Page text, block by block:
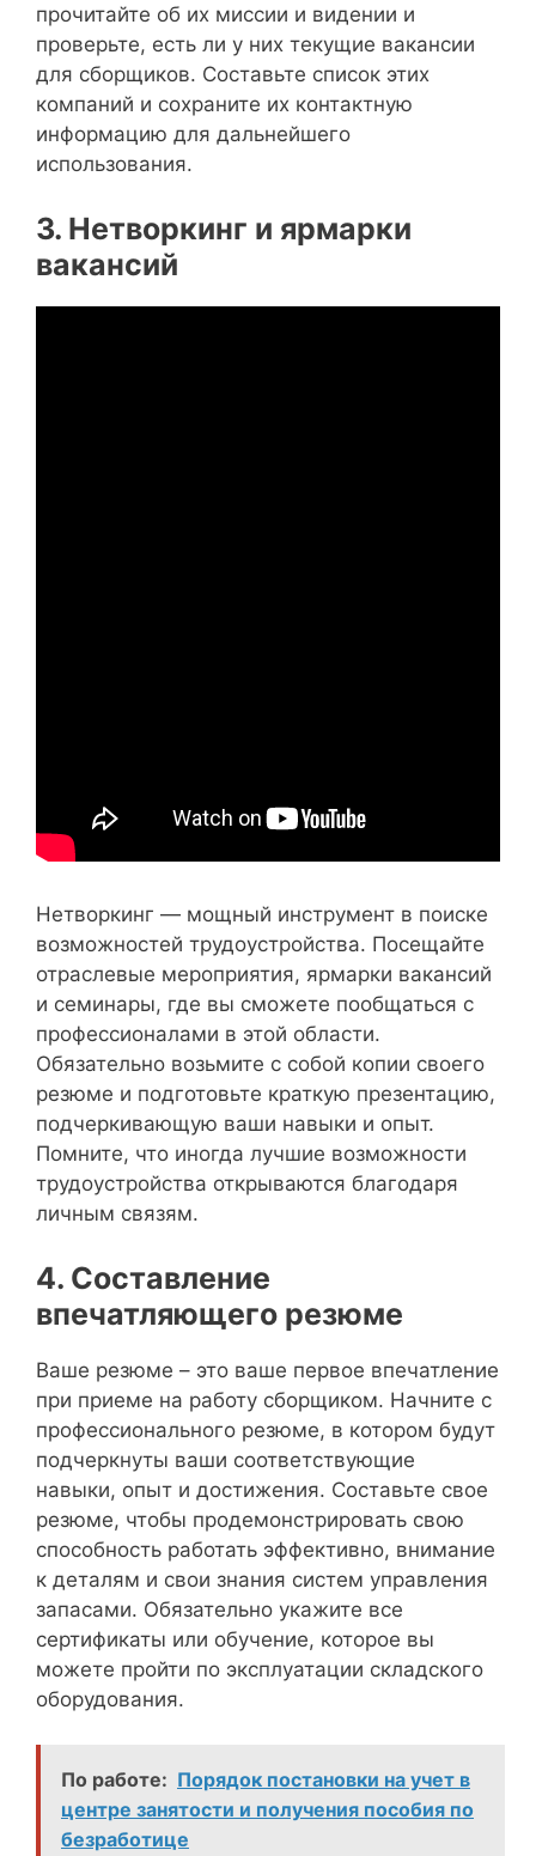
прочитайте об их миссии и видении и
проверьте, есть ли у них текущие вакансии
для сборщиков. Составьте список этих
компаний и сохраните их контактную
информацию для дальнейшего
использования.
3. Нетворкинг и ярмарки
вакансий
Нетворкинг — мощный инструмент в поиске
возможностей трудоустройства. Посещайте
отраслевые мероприятия, ярмарки вакансий
и семинары, где вы сможете пообщаться с
профессионалами в этой области.
Обязательно возьмите с собой копии своего
резюме и подготовьте краткую презентацию,
подчеркивающую ваши навыки и опыт.
Помните, что иногда лучшие возможности
трудоустройства открываются благодаря
личным связям.
4. Составление
впечатляющего резюме
Ваше резюме – это ваше первое впечатление
при приеме на работу сборщиком. Начните с
профессионального резюме, в котором будут
подчеркнуты ваши соответствующие
навыки, опыт и достижения. Составьте свое
резюме, чтобы продемонстрировать свою
способность работать эффективно, внимание
к деталям и свои знания систем управления
запасами. Обязательно укажите все
сертификаты или обучение, которое вы
можете пройти по эксплуатации складского
оборудования.
По работе: Порядок постановки на учет в
центре занятости и получения пособия по
безработице